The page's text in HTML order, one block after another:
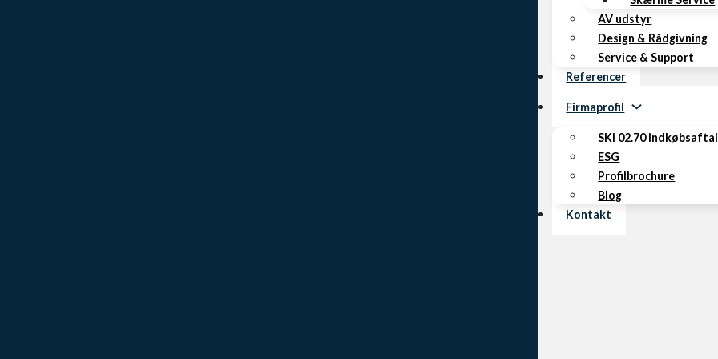
AV udstyr
Design & Rådgivning
Service & Support
Referencer
Firmaprofil
SKI 02.70
ESG
Profilbrochure
Blog
Kontakt